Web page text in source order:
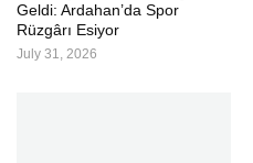
Geldi: Ardahan’da Spor
Rüzgârı Esiyor
July 31, 2026